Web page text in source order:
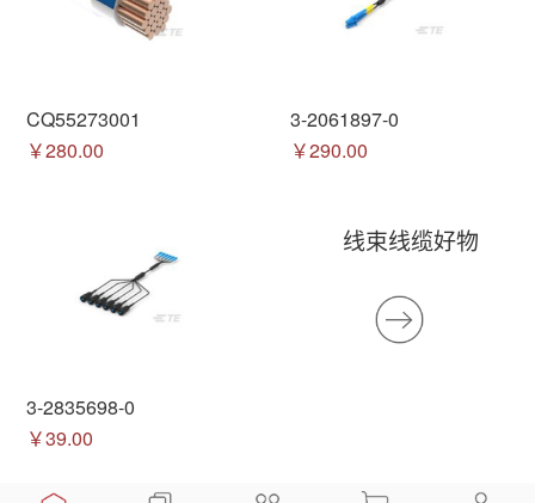
CQ55273001
￥280.00
3-2061897-0
￥290.00
3-2835698-0
￥39.00
线束线缆好物